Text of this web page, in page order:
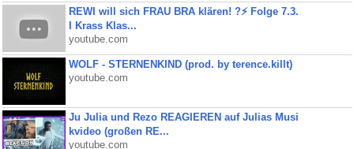
REWI will sich FRAU BRA klären! ?⚡️ Folge 7.3.
I Krass Klas...
youtube.com
WOLF - STERNENKIND (prod. by terence.killt)
youtube.com
Ju Julia und Rezo REAGIEREN auf Julias Musi
kvideo (großen RE...
youtube.com